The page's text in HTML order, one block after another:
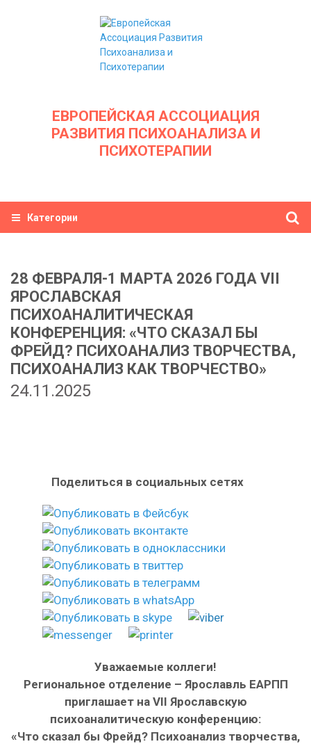
ЕВРОПЕЙСКАЯ АССОЦИАЦИЯ
РАЗВИТИЯ ПСИХОАНАЛИЗА И
ПСИХОТЕРАПИИ
Категории
28 ФЕВРАЛЯ-1 МАРТА 2026 ГОДА VII
ЯРОСЛАВСКАЯ
ПСИХОАНАЛИТИЧЕСКАЯ
КОНФЕРЕНЦИЯ: «ЧТО СКАЗАЛ БЫ
ФРЕЙД? ПСИХОАНАЛИЗ ТВОРЧЕСТВА,
ПСИХОАНАЛИЗ КАК ТВОРЧЕСТВО»
24.11.2025
Поделиться в социальных сетях
Уважаемые коллеги!
Региональное отделение – Ярославль ЕАРПП
приглашает на VII Ярославскую
психоаналитическую конференцию:
«Что сказал бы Фрейд? Психоанализ творчества,